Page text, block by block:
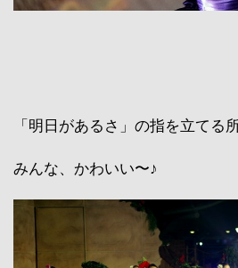
「明日があるさ」の指を立てる
みんな、かわいい〜♪